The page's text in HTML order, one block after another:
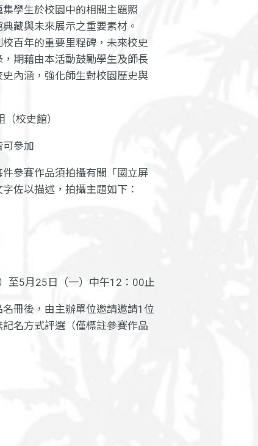
學生於校園中的相關主題照
藏與未來展示之重要素材。
百年的重要里程碑，未來校史
期藉由本活動鼓勵學生及師長
內涵，強化師生對校園歷史與
校史館）
可參加
參賽作品須拍攝有關「國立屏
佐以描述，拍攝主題如下：
至5月25日（一）中午12：00止
冊後，由主辦單位邀請邀請1位
名方式評選（僅標註參賽作品